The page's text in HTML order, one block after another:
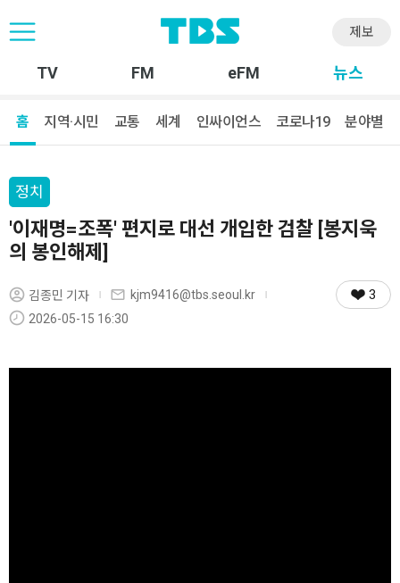
제보
TV FM eFM 뉴스
홈 지역·시민 교통 세계 인싸이언스 코로나19 분야별
정치
'이재명=조폭' 편지로 대선 개입한 검찰 [봉지욱
의 봉인해제]
김종민 기자
kjm9416@tbs.seoul.kr
2026-05-15 16:30
3